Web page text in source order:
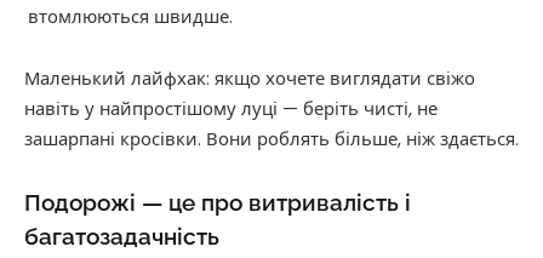
втомлюються швидше.
Маленький лайфхак: якщо хочете виглядати свіжо
навіть у найпростішому луці — беріть чисті, не
зашарпані кросівки. Вони роблять більше, ніж здається.
Подорожі — це про витривалість і
багатозадачність